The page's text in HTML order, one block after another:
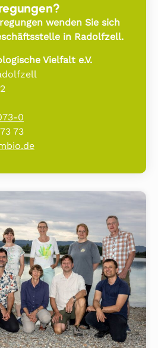
wenden Sie sich
in Radolfzell.
Vielfalt e.V.
0
73